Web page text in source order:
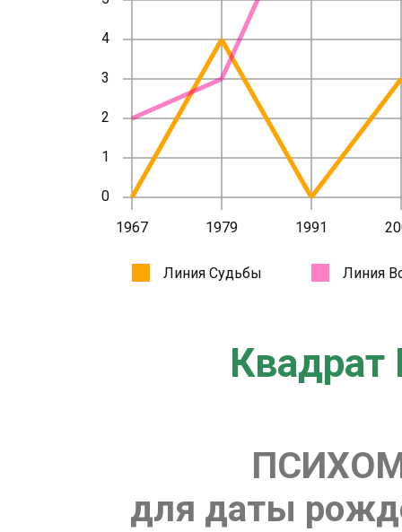
Квадрат
для даты